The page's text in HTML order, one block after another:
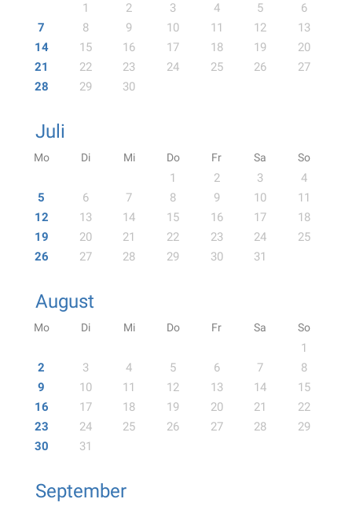
1 2 3 4 5
6
7
8 9 10 11 12
13
14
15 16 17 18 19
20
21
22 23 24 25 26
27
28
29 30
Juli
Mo Di Mi Do Fr Sa So
1 2 3
4
5
6 7 8 9 10
11
12
13 14 15 16 17
18
19
20 21 22 23 24
25
26
27 28 29 30 31
August
Mo Di Mi Do Fr Sa So
1
2
3 4 5 6 7
8
9
10 11 12 13 14
15
16
17 18 19 20 21
22
23
24 25 26 27 28
29
30
31
September